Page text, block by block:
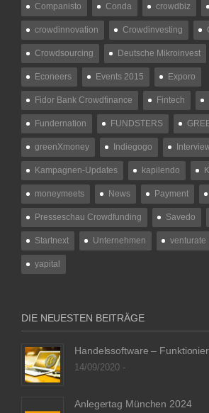
Companisto Conda crowdbiz
crowdinnovation Crowdinvesting
Crowdsourcing Deutsche Mikroinvest
Econeers Events 2015 Exporo
Fidor Bank Crowdfinance Fintech
Fundernation FUNDSTERS
greenXmoney Indiegogo
Kampagnen-Updates kapilendo
moneymeets News Payment
Presseschau Crowdfunding Savedo
Startnext Unternehmen venturate
yapital
DIE NEUESTEN BEITRÄGE
Handelssoftware –
14/09/2020 -
Anlegertag München 2024